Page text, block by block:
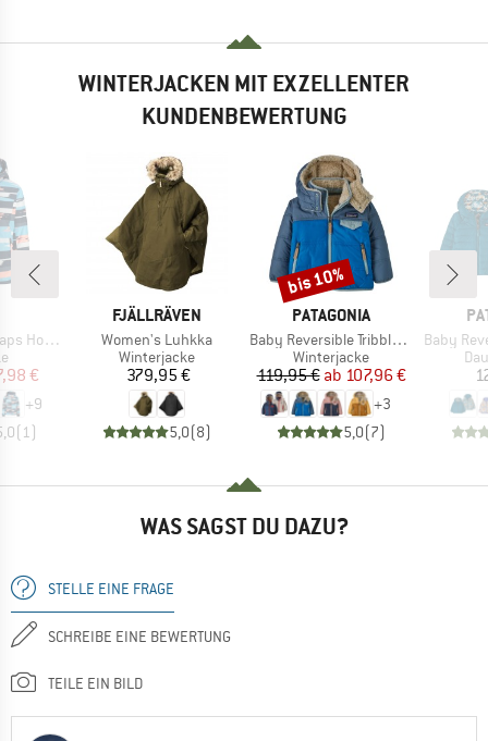
WINTERJACKEN MIT EXZELLENTER
KUNDENBEWERTUNG
Twill
Preis
€
+9
(1)
MARKE
FJÄLLRÄVEN
Artikel
Women's Luhkka
Produktgruppe
Winterjacke
Preis
379,95 €
5,0(8)
MARKE
PATAGONIA
Artikel
Baby Reversible Tribbles Hoody
Produktgruppe
Winterjacke
Preis
119,95 € reduzierter Preis
ab 107,96 €
+3
5,0(7)
Rabatt
bis 10%
Artikel
Baby
WAS SAGST DU DAZU?
STELLE EINE FRAGE
SCHREIBE EINE BEWERTUNG
TEILE EIN BILD